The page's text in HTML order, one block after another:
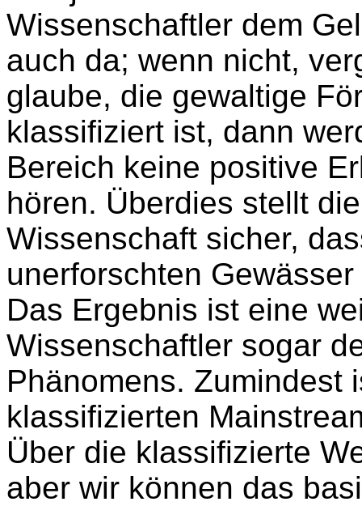
Wissenschaftler dem
auch da; wenn nicht,
glaube, die gewaltige
klassifiziert ist, dann
Bereich keine positive
hören. Überdies stellt
Wissenschaft sicher,
unerforschten
Das Ergebnis ist eine
Wissenschaftler sogar
Phänomens. Zumindest
klassifizierten
Über die klassifizierte
aber wir können das